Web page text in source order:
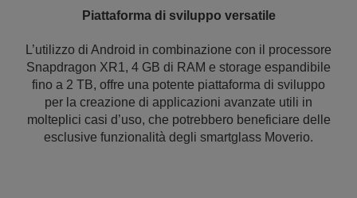
Piattaforma di sviluppo versatile
L’utilizzo di Android in combinazione con il processore
Snapdragon XR1, 4 GB di RAM e storage espandibile
fino a 2 TB, offre una potente piattaforma di sviluppo
per la creazione di applicazioni avanzate utili in
molteplici casi d’uso, che potrebbero beneficiare delle
esclusive funzionalità degli smartglass Moverio.